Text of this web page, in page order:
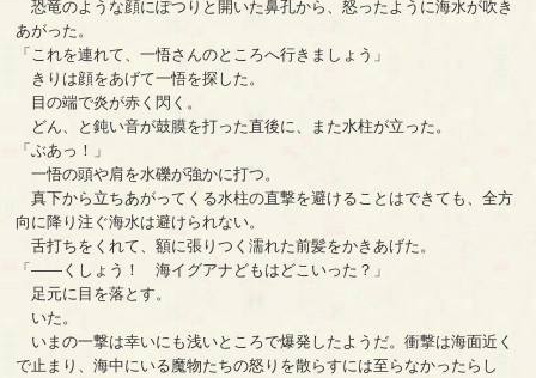
恐竜のような顔にぽつりと開いた鼻孔から、怒ったように海水が吹き
あがった。
「これを連れて、一悟さんのところへ行きましょう」
きりは顔をあげて一悟を探した。
目の端で炎が赤く閃く。
どん、と鈍い音が鼓膜を打った直後に、また水柱が立った。
「ぶあっ！」
一悟の頭や肩を水礫が強かに打つ。
真下から立ちあがってくる水柱の直撃を避けることはできても、全方
向に降り注ぐ海水は避けられない。
舌打ちをくれて、額に張りつく濡れた前髪をかきあげた。
「――くしょう！ 海イグアナどもはどこいった？」
足元に目を落とす。
いた。
いまの一撃は幸いにも浅いところで爆発したようだ。衝撃は海面近く
で止まり、海中にいる魔物たちの怒りを散らすには至らなかったらし